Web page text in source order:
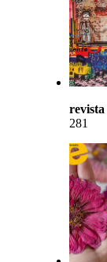
revista
281